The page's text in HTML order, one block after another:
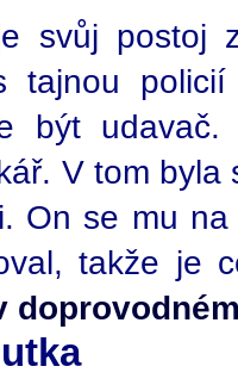
svůj postoj
tajnou
být
V tom
On se mu
takže je